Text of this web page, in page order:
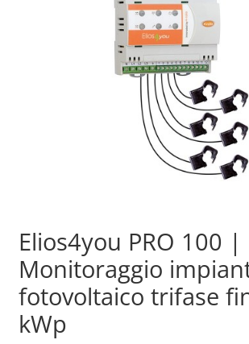
Elios4you PRO 100 |
Monitoraggio
fotovoltaico trifase
kWp